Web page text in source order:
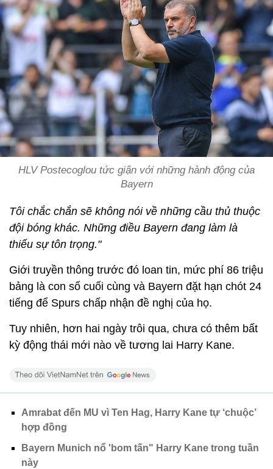
HLV Postecoglou tức giận với những hành động của
Bayern
Tôi chắc chắn sẽ không nói về những cầu thủ thuộc
đội bóng khác. Những điều Bayern đang làm là
thiếu sự tôn trọng."
Giới truyền thông trước đó loan tin, mức phí 86 triệu
bảng là con số cuối cùng và Bayern đặt hạn chót 24
tiếng để Spurs chấp nhận đề nghị của họ.
Tuy nhiên, hơn hai ngày trôi qua, chưa có thêm bất
kỳ động thái mới nào về tương lai Harry Kane.
Amrabat đến MU vì Ten Hag, Harry Kane tự ‘chuộc’
hợp đồng
Bayern Munich nổ 'bom tấn" Harry Kane trong tuần
này